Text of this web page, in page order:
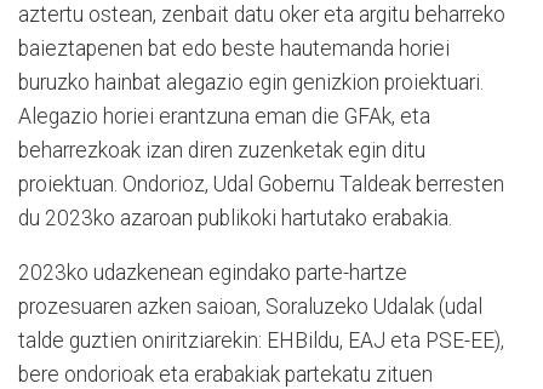
aztertu ostean, zenbait datu oker eta argitu beharreko
baieztapenen bat edo beste hautemanda horiei
buruzko hainbat alegazio egin genizkion proiektuari.
Alegazio horiei erantzuna eman die GFAk, eta
beharrezkoak izan diren zuzenketak egin ditu
proiektuan. Ondorioz, Udal Gobernu Taldeak berresten
du 2023ko azaroan publikoki hartutako erabakia.
2023ko udazkenean egindako parte-hartze
prozesuaren azken saioan, Soraluzeko Udalak (udal
talde guztien oniritziarekin: EHBildu, EAJ eta PSE-EE),
bere ondorioak eta erabakiak partekatu zituen